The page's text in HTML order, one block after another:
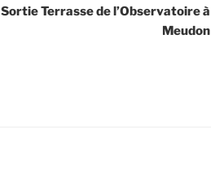
Sortie Terrasse de l’Observatoire à
Meudon